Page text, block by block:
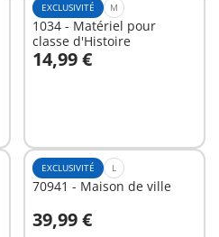
EXCLUSIVITÉ M
1034 - Matériel pour
classe d'Histoire
14,99 €
Au panier
EXCLUSIVITÉ L
70941 - Maison de ville
39,99 €
Au panier